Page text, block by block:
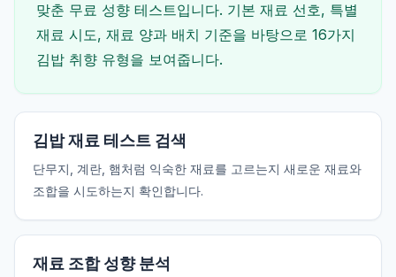
맞춘 무료 성향 테스트입니다. 기본 재료 선호, 특별
재료 시도, 재료 양과 배치 기준을 바탕으로 16가지
김밥 취향 유형을 보여줍니다.
김밥 재료 테스트 검색
단무지, 계란, 햄처럼 익숙한 재료를 고르는지 새로운 재료와
조합을 시도하는지 확인합니다.
재료 조합 성향 분석